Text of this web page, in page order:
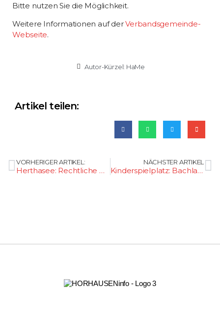
Bitte nutzen Sie die Möglichkeit.
Weitere Informationen auf derVerbandsgemeinde-
Webseite.
Autor-Kürzel: HaMe
Artikel teilen:
VORHERIGER ARTIKEL:
Herthasee: Rechtliche Probleme
NÄCHSTER ARTIKEL
Kinderspielplatz: Bachlauf